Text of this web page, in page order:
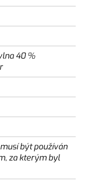
40 %
být používán
za kterým byl